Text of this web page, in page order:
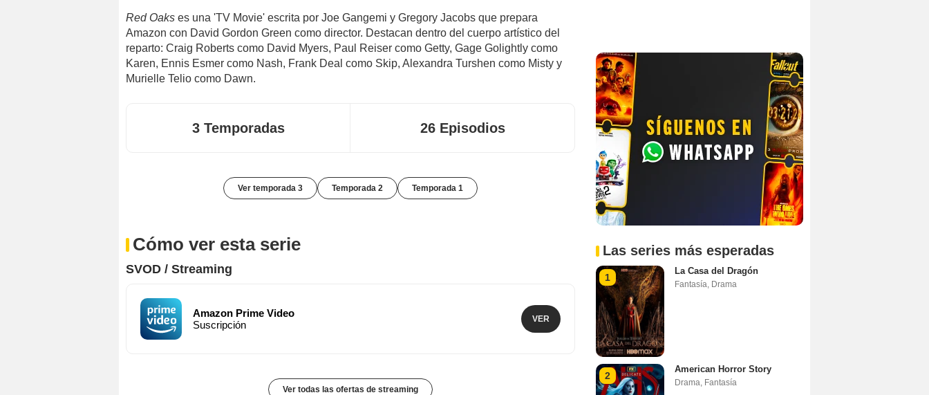
Red Oaks es una 'TV Movie' escrita por Joe Gangemi y Gregory Jacobs que prepara
Amazon con David Gordon Green como director. Destacan dentro del cuerpo artístico del
reparto: Craig Roberts como David Myers, Paul Reiser como Getty, Gage Golightly como
Karen, Ennis Esmer como Nash, Frank Deal como Skip, Alexandra Turshen como Misty y
Murielle Telio como Dawn.
3 Temporadas 26 Episodios
Ver temporada 3 Temporada 2 Temporada 1
Cómo ver esta serie
SVOD / Streaming
Amazon Prime Video
Suscripción
VER
Ver todas las ofertas de streaming
Las series más esperadas
1
La Casa del Dragón
Fantasía, Drama
2
American Horror Story
Drama, Fantasía